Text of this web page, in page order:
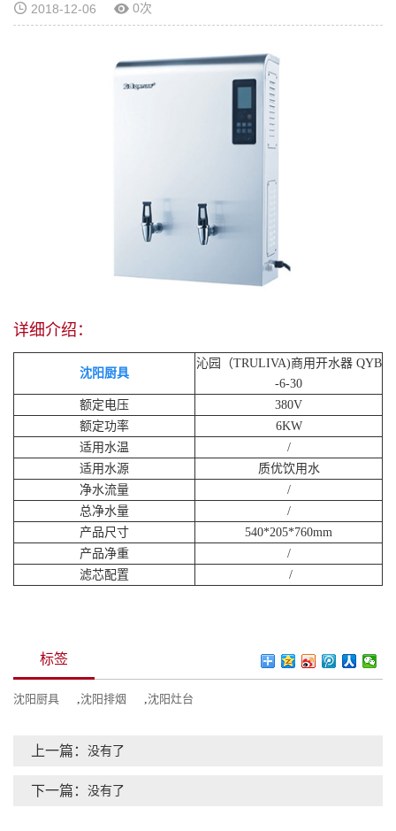
2018-12-06 0次
详细介绍：
沈阳厨具
沁园（TRULIVA)商用开水器 QYB
-6-30
额定电压
380V
额定功率
6KW
适用水温
/
适用水源
质优饮用水
净水流量
/
总净水量
/
产品尺寸
540*205*760mm
产品净重
/
滤芯配置
/
标签
沈阳厨具 ,沈阳排烟 ,沈阳灶台
上一篇： 没有了
下一篇： 没有了